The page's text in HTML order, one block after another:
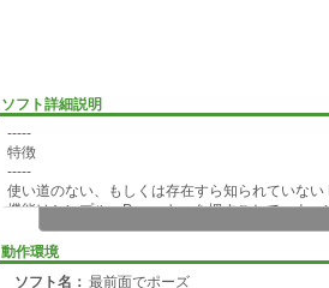
ソフト詳細説明
-----
特徴
-----
使い道のない、もしくは存在すら知られていない
機能はシンプル。Pauseキーを押すことで、ウ
-----
動作環境
ソフト名： 最前面でポーズ